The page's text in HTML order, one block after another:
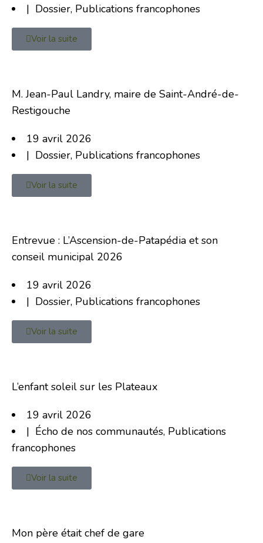
| Dossier, Publications francophones
Voir la suite
M. Jean-Paul Landry, maire de Saint-André-de-
Restigouche
19 avril 2026
| Dossier, Publications francophones
Voir la suite
Entrevue : L’Ascension-de-Patapédia et son
conseil municipal 2026
19 avril 2026
| Dossier, Publications francophones
Voir la suite
L’enfant soleil sur les Plateaux
19 avril 2026
| Écho de nos communautés, Publications
francophones
Voir la suite
Mon père était chef de gare